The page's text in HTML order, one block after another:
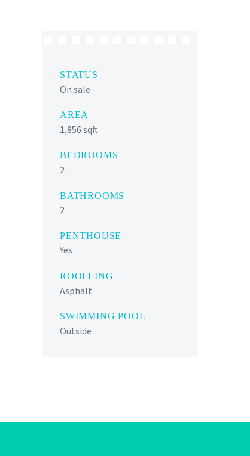
STATUS
On sale
AREA
1,856 sqft
BEDROOMS
2
BATHROOMS
2
PENTHOUSE
Yes
ROOFLING
Asphalt
SWIMMING POOL
Outside